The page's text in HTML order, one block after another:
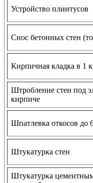
Устройство плинтусов
Снос бетонных стен
Кирпичная кладка в 1
Штробление стен под
кирпиче
Шпатлевка откосов до
Штукатурка стен
Штукатурка